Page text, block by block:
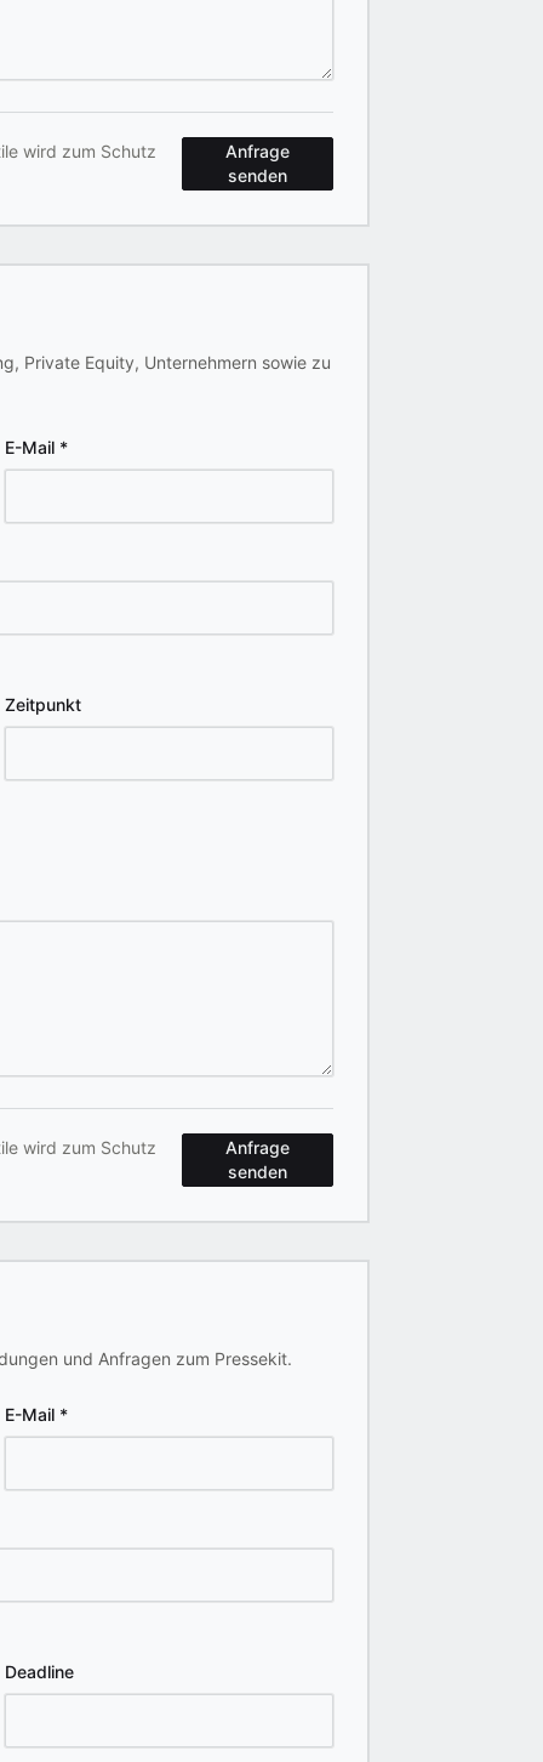
wird zum Schutz
Anfrage
senden
Private Equity, Unternehmern sowie zu
E-Mail *
Zeitpunkt
wird zum Schutz
Anfrage
senden
und Anfragen zum Pressekit.
E-Mail *
Deadline